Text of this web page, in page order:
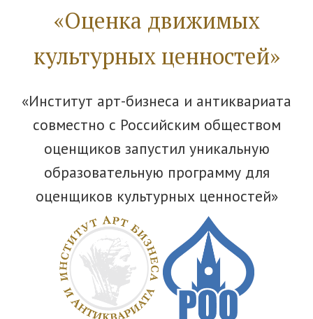
«Оценка движимых
культурных ценностей»
«Институт арт-бизнеса и антиквариата
совместно с Российским обществом
оценщиков запустил уникальную
образовательную программу для
оценщиков культурных ценностей»